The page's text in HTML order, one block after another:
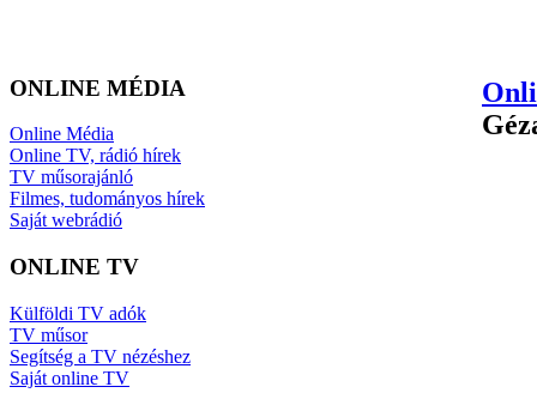
ONLINE MÉDIA
Online Média
Online TV, rádió hírek
TV műsorajánló
Filmes, tudományos hírek
Saját webrádió
ONLINE TV
Külföldi TV adók
TV műsor
Segítség a TV nézéshez
Saját online TV